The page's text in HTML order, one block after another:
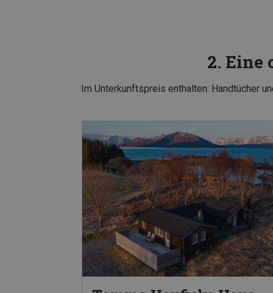
2. Eine
Im Unterkunftspreis enthalten: Handtücher